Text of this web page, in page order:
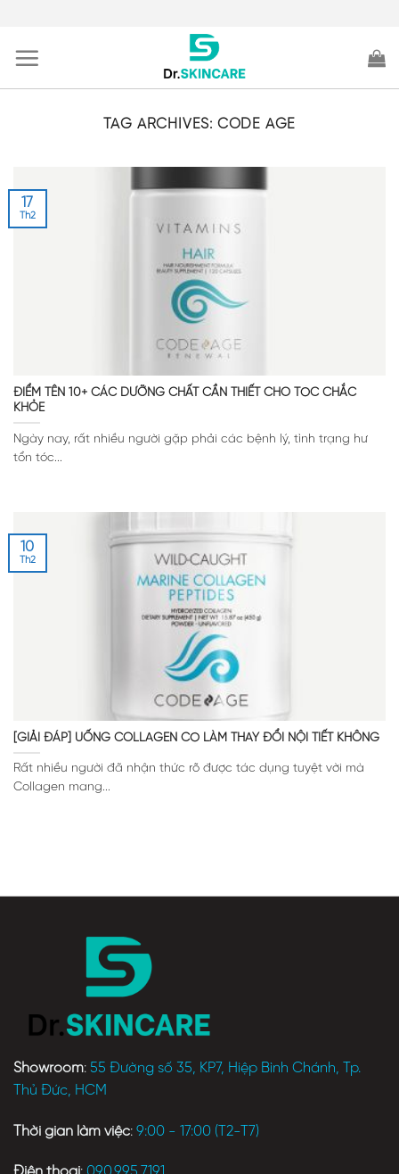
content
TAG ARCHIVES: CODE AGE
ĐIỂM TÊN 10+ CÁC DƯỠNG CHẤT CẦN THIẾT CHO TÓC CHẮC
KHỎE
Ngày nay, rất nhiều người gặp phải các bệnh lý, tình trạng hư
tổn tóc...
17
Th2
[GIẢI ĐÁP] UỐNG COLLAGEN CÓ LÀM THAY ĐỔI NỘI TIẾT KHÔNG
Rất nhiều người đã nhận thức rõ được tác dụng tuyệt vời mà
Collagen mang...
10
Th2
Showroom: 55 Đường số 35, KP7, Hiệp Bình Chánh, Tp.
Thủ Đức, HCM
Thời gian làm việc: 9:00 - 17:00 (T2-T7)